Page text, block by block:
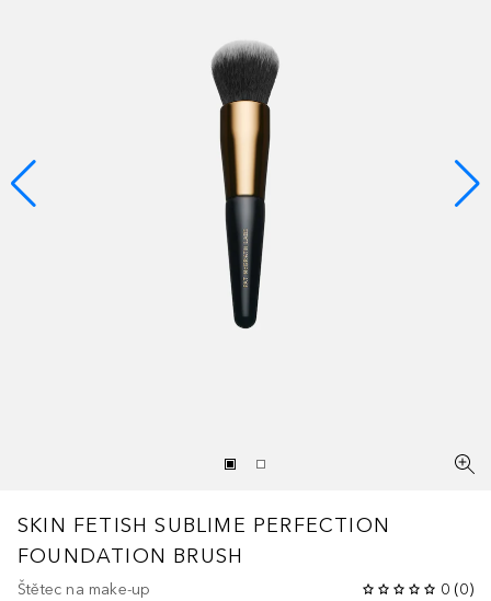
SKIN FETISH SUBLIME PERFECTION
FOUNDATION BRUSH
Štětec na make-up 0 (0)